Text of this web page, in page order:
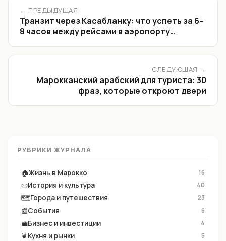
← ПРЕДЫДУЩАЯ
Транзит через Касабланку: что успеть за 6–
8 часов между рейсами в аэропорту
СЛЕДУЮЩАЯ →
Марокканский арабский для туриста: 30
фраз, которые откроют двери
РУБРИКИ ЖУРНАЛА
🏠Жизнь в Марокко 16
📜История и культура 40
🗺Города и путешествия 23
📰События 6
💼Бизнес и инвестиции 4
🍵 Кухня и рынки 5